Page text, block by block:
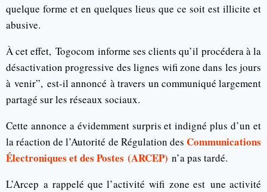
quelque forme et en quelques lieus que ce soit est illicite et
abusive.
À cet effet, Togocominforme ses clients qu’il procédera à la
désactivation progressive des lignes wifi zone dans les jours
àvenir”, est-il annoncé à travers un communiqué largement
partagé sur les réseaux sociaux.
Cette annonce a évidemment surpris et indigné plus d’un et
la réaction de l’Autorité de Régulation des Communications
Électroniques et des Postes (ARCEP) n’a pas tardé.
L’Arcep a rappelé que l’activité wifi zone est une activité